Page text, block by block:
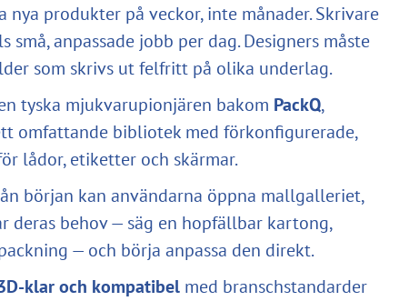
nya produkter på veckor, inte månader. Skrivare
små, anpassade jobb per dag. Designers måste
som skrivs ut felfritt på olika underlag.
tyska mjukvarupionjären bakom PackQ,
omfattande bibliotek med förkonfigurerade,
lådor, etiketter och skärmar.
början kan användarna öppna mallgalleriet,
deras behov — säg en hopfällbar kartong,
— och börja anpassa den direkt.
klar och kompatibel med branschstandarder